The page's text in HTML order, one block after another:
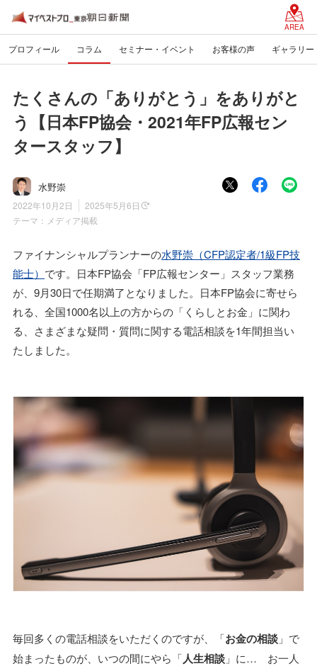
AREA
プロフィール コラム セミナー・イベント お客様の声 ギャラリー
たくさんの「ありがとう」をありがと
う【日本FP協会・2021年FP広報セン
タースタッフ】
水野崇
2022年10月2日
2025年5月6日
テーマ： メディア掲載
ファイナンシャルプランナーの水野崇（CFP認定者/1級FP技
能士） です。日本FP協会「FP広報センター」スタッフ業務
が、9月30日で任期満了となりました。日本FP協会に寄せら
れる、全国1000名以上の方からの「くらしとお金」に関わ
る、さまざまな疑問・質問に関する電話相談を1年間担当い
たしました。
毎回多くの電話相談をいただくのですが、「お金の相談 」で
始まったものが、いつの間にやら「人生相談 」に… お一人